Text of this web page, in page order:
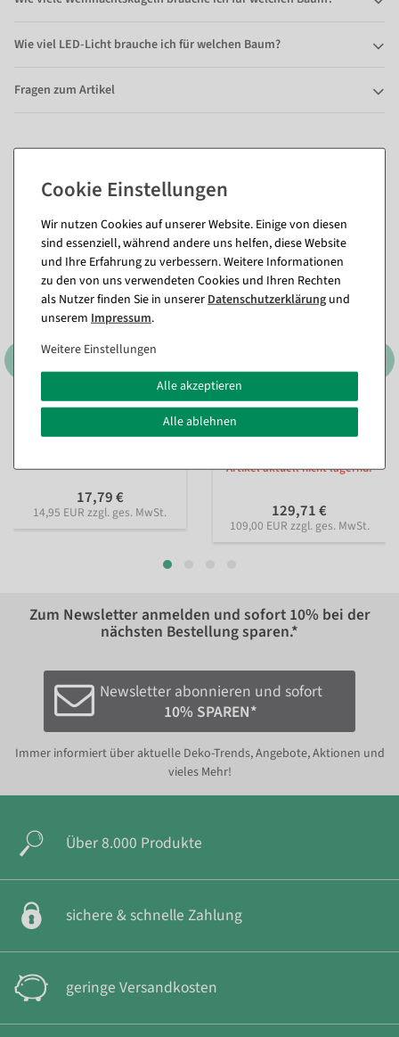
Wie viel LED-Licht brauche ich für welchen Baum?
Fragen zum Artikel
Passende Artikel zu diesem Produkt
(8)
Schneemotiv rot 120 cm Ø
17,79 €
14,95 EUR zzgl. ges. MwSt.
Künstlicher
Weihnachtsbaum beschneit
Artikel aktuell nicht lagernd.
129,71 €
109,00 EUR zzgl. ges. MwSt.
Zum Newsletter anmelden und sofort 10% bei der
nächsten Bestellung sparen.*
Newsletter abonnieren und sofort
10% SPAREN*
Immer informiert über aktuelle Deko-Trends, Angebote, Aktionen und
vieles Mehr!
Über 8.000 Produkte
sichere & schnelle Zahlung
geringe Versandkosten
Wir nutzen Cookies auf unserer Website. Einige von diesen
sind essenziell, während andere uns helfen, diese Website
und Ihre Erfahrung zu verbessern. Weitere Informationen
zu den von uns verwendeten Cookies und Ihren Rechten
als Nutzer finden Sie in unsererDaten­schutz­erklärung und
unserem Impressum.
Weitere Einstellungen
Alle akzeptieren
Alle ablehnen